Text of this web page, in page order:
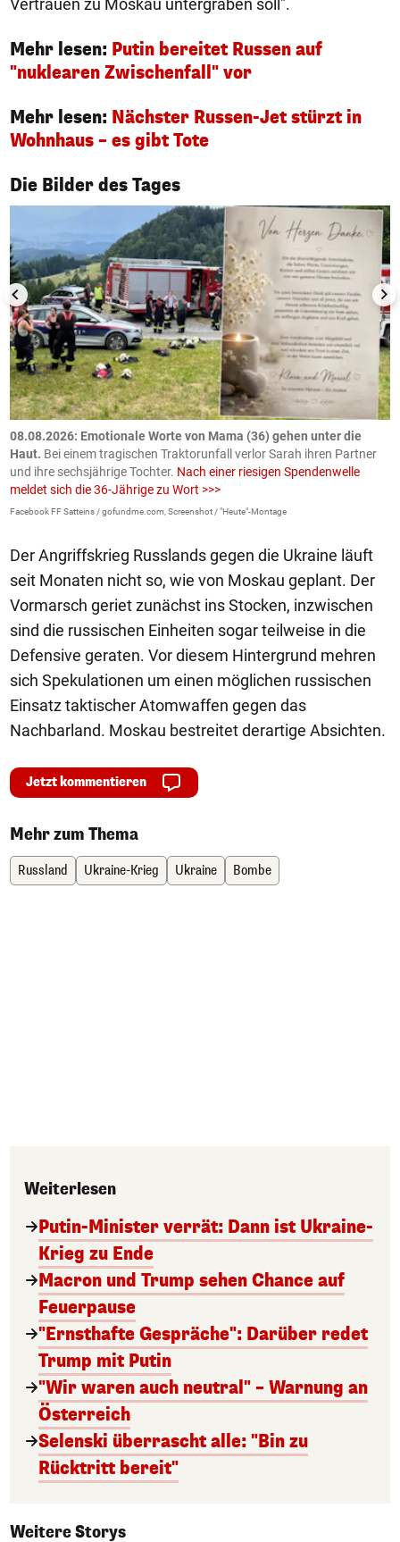
Vertrauen zu Moskau untergraben soll".
Mehr lesen: Putin bereitet Russen auf
"nuklearen Zwischenfall" vor
Mehr lesen: Nächster Russen-Jet stürzt in
Wohnhaus – es gibt Tote
Die Bilder des Tages
1/50
08.08.2026: Emotionale Worte von Mama (36) gehen unter die
Haut. Bei einem tragischen Traktorunfall verlor Sarah ihren Partner
und ihre sechsjährige Tochter. Nach einer riesigen Spendenwelle
meldet sich die 36-Jährige zu Wort >>>
Facebook FF Satteins / gofundme.com, Screenshot / "Heute"-Montage
Der Angriffskrieg Russlands gegen die Ukraine läuft
seit Monaten nicht so, wie von Moskau geplant. Der
Vormarsch geriet zunächst ins Stocken, inzwischen
sind die russischen Einheiten sogar teilweise in die
Defensive geraten. Vor diesem Hintergrund mehren
sich Spekulationen um einen möglichen russischen
Einsatz taktischer Atomwaffen gegen das
Nachbarland. Moskau bestreitet derartige Absichten.
Jetzt kommentieren
Mehr zum Thema
Russland Ukraine-Krieg Ukraine Bombe
Weiterlesen
Putin-Minister verrät: Dann ist Ukraine-
Krieg zu Ende
Macron und Trump sehen Chance auf
Feuerpause
"Ernsthafte Gespräche": Darüber redet
Trump mit Putin
"Wir waren auch neutral" – Warnung an
Österreich
Selenski überrascht alle: "Bin zu
Rücktritt bereit"
Weitere Storys